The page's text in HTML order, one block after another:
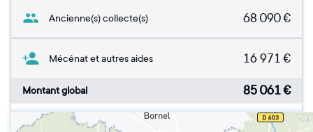
Ancienne(s) collecte(s) 68 090€
Mécénat et autres aides 16 971 €
Montant global 85 061€